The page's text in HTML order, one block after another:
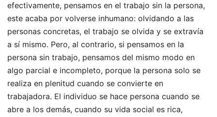
efectivamente, pensamos en el trabajo sin la persona,
este acaba por volverse inhumano: olvidando a las
personas concretas, el trabajo se olvida y se extravía
a sí mismo. Pero, al contrario, si pensamos en la
persona sin trabajo, pensamos del mismo modo en
algo parcial e incompleto, porque la persona solo se
realiza en plenitud cuando se convierte en
trabajadora. El individuo se hace persona cuando se
abre a los demás, cuando su vida social es rica,